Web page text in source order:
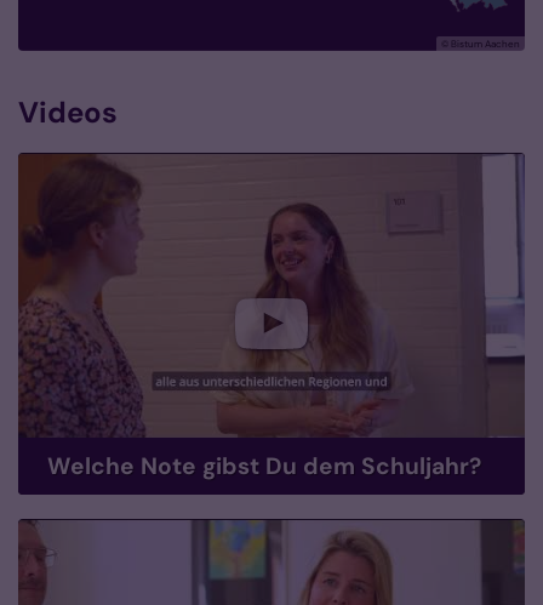
© Bistum Aachen
Videos
Welche Note gibst Du dem Schuljahr?